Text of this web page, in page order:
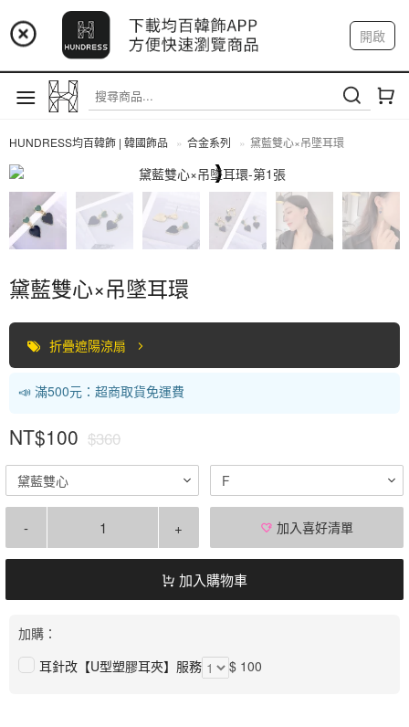
📢 市集預告：9/4-9/6 淡水捷運站
📢 市集預告：9/12-9/13 八里海巡基地
📢 市集預告：8/22-8/23 桃園青埔置地廣場
開啟
註冊 我的帳戶
HUNDRESS均百韓飾 | 韓國飾品 合金系列 黛藍雙心×吊墜耳環
黛藍雙心×吊墜耳環
折疊遮陽涼扇
📣 滿500元：超商取貨免運費
NT$100 $360
黛藍雙心 F
- + 加入喜好清單
加入購物車
加購：
耳針改【U型塑膠耳夾】服務
$ 100